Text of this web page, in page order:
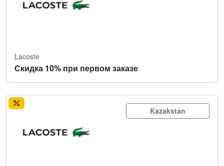
Lacoste
Скидка 10% при первом заказе
Kazakstan